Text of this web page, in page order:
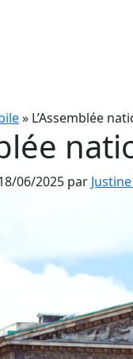
» L’Assemblée
06/2025 par